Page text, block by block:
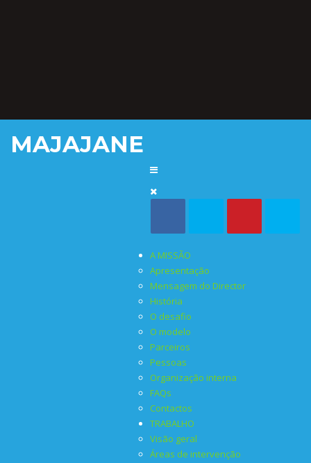
MAJAJANE
A MISSÃO
Apresentação
Mensagem do Director
História
O desafio
O modelo
Parceiros
Pessoas
Organização interna
FAQs
Contactos
TRABALHO
Visão geral
Áreas de intervenção